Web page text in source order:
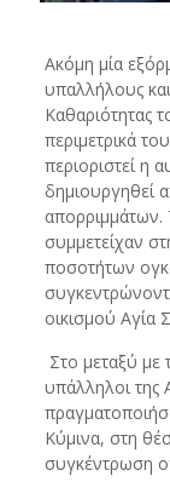
Ακόμη μία
υπαλλήλους
Καθαριότητας
περιμετρικά
περιοριστεί η
δημιουργηθεί
απορριμμάτων.
συμμετείχαν
ποσοτήτων
οικισμού Αγία
Στο μεταξύ με
υπάλληλοι της
Κύμινα, στη
συγκέντρωση